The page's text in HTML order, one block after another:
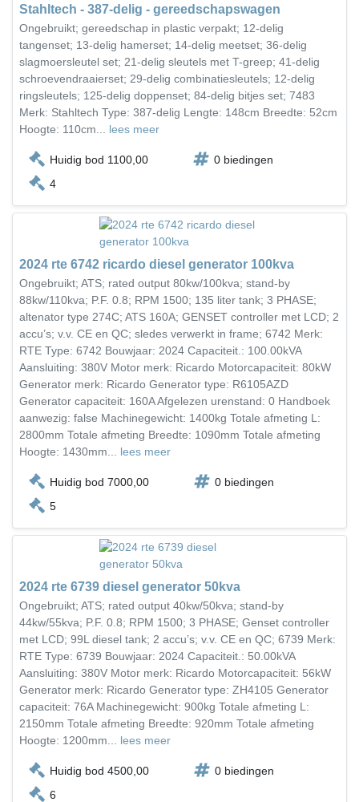
Stahltech - 387-delig - gereedschapswagen
Ongebruikt; gereedschap in plastic verpakt; 12-delig
tangenset; 13-delig hamerset; 14-delig meetset; 36-delig
slagmoersleutel set; 21-delig sleutels met T-greep; 41-delig
schroevendraaierset; 29-delig combinatiesleutels; 12-delig
ringsleutels; 125-delig doppenset; 84-delig bitjes set; 7483
Merk: Stahltech Type: 387-delig Lengte: 148cm Breedte: 52cm
Hoogte: 110cm... lees meer
Huidig bod 1100,00
0 biedingen
4
2024 rte 6742 ricardo diesel generator 100kva
Ongebruikt; ATS; rated output 80kw/100kva; stand-by
88kw/110kva; P.F. 0.8; RPM 1500; 135 liter tank; 3 PHASE;
altenator type 274C; ATS 160A; GENSET controller met LCD; 2
accu’s; v.v. CE en QC; sledes verwerkt in frame; 6742 Merk:
RTE Type: 6742 Bouwjaar: 2024 Capaciteit.: 100.00kVA
Aansluiting: 380V Motor merk: Ricardo Motorcapaciteit: 80kW
Generator merk: Ricardo Generator type: R6105AZD
Generator capaciteit: 160A Afgelezen urenstand: 0 Handboek
aanwezig: false Machinegewicht: 1400kg Totale afmeting L:
2800mm Totale afmeting Breedte: 1090mm Totale afmeting
Hoogte: 1430mm... lees meer
Huidig bod 7000,00
0 biedingen
5
2024 rte 6739 diesel generator 50kva
Ongebruikt; ATS; rated output 40kw/50kva; stand-by
44kw/55kva; P.F. 0.8; RPM 1500; 3 PHASE; Genset controller
met LCD; 99L diesel tank; 2 accu’s; v.v. CE en QC; 6739 Merk:
RTE Type: 6739 Bouwjaar: 2024 Capaciteit.: 50.00kVA
Aansluiting: 380V Motor merk: Ricardo Motorcapaciteit: 56kW
Generator merk: Ricardo Generator type: ZH4105 Generator
capaciteit: 76A Machinegewicht: 900kg Totale afmeting L:
2150mm Totale afmeting Breedte: 920mm Totale afmeting
Hoogte: 1200mm... lees meer
Huidig bod 4500,00
0 biedingen
6